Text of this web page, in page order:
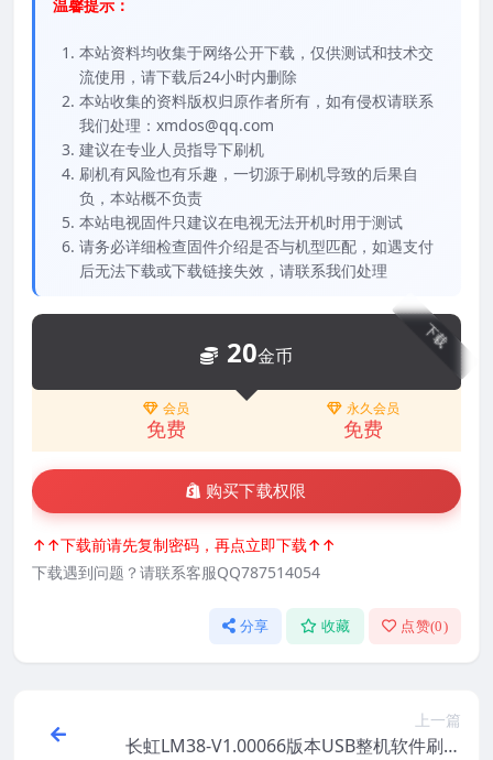
温馨提示：
本站资料均收集于网络公开下载，仅供测试和技术交
流使用，请下载后24小时内删除
本站收集的资料版权归原作者所有，如有侵权请联系
我们处理：xmdos@qq.com
建议在专业人员指导下刷机
刷机有风险也有乐趣，一切源于刷机导致的后果自
负，本站概不负责
本站电视固件只建议在电视无法开机时用于测试
请务必详细检查固件介绍是否与机型匹配，如遇支付
后无法下载或下载链接失效，请联系我们处理
下载
20金币
会员
免费
永久会员
免费
购买下载权限
↑↑下载前请先复制密码，再点立即下载↑↑
下载遇到问题？请联系客服QQ787514054
分享 收藏 点赞(0)
上一篇
长虹LM38-V1.00066版本USB整机软件刷机